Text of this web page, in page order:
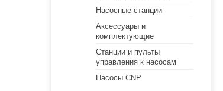
Насосные станции
Аксессуары и
комплектующие
Станции и пульты
управления к насосам
Насосы CNP